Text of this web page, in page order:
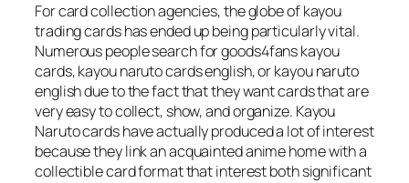
For card collection agencies, the globe of kayou
trading cards has ended up being particularly vital.
Numerous people search for goods4fans kayou
cards, kayou naruto cards english, or kayou naruto
english due to the fact that they want cards that are
very easy to collect, show, and organize. Kayou
Naruto cards have actually produced a lot of interest
because they link an acquainted anime home with a
collectible card format that interest both significant